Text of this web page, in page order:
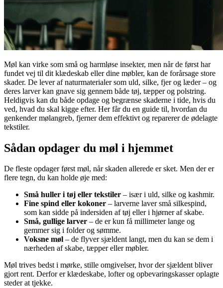
Møl kan virke som små og harmløse insekter, men når de først har
fundet vej til dit klædeskab eller dine møbler, kan de forårsage store
skader. De lever af naturmaterialer som uld, silke, fjer og læder – og
deres larver kan gnave sig gennem både tøj, tæpper og polstring.
Heldigvis kan du både opdage og begrænse skaderne i tide, hvis du
ved, hvad du skal kigge efter. Her får du en guide til, hvordan du
genkender mølangreb, fjerner dem effektivt og reparerer de ødelagte
tekstiler.
Sådan opdager du møl i hjemmet
De fleste opdager først møl, når skaden allerede er sket. Men der er
flere tegn, du kan holde øje med:
Små huller i tøj eller tekstiler – især i uld, silke og kashmir.
Fine spind eller kokoner – larverne laver små silkespind,
som kan sidde på indersiden af tøj eller i hjørner af skabe.
Små, gullige larver – de er kun få millimeter lange og
gemmer sig i folder og sømme.
Voksne møl – de flyver sjældent langt, men du kan se dem i
nærheden af skabe, tæpper eller møbler.
Møl trives bedst i mørke, stille omgivelser, hvor der sjældent bliver
gjort rent. Derfor er klædeskabe, lofter og opbevaringskasser oplagte
steder at tjekke.